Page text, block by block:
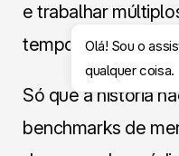
e trabalhar
tempo.
Só que a história
benchmarks de
Olá! Sou o
qualquer coisa.